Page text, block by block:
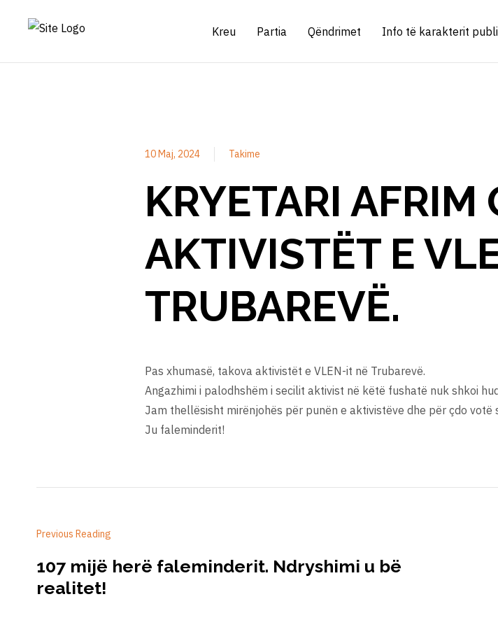
Kreu Partia Qëndrimet Info të karakterit
10 Maj, 2024 Takime
KRYETARI AFRIM
AKTIVISTËT E
TRUBAREVË.
Pas xhumasë, takova aktivistët e VLEN-it në Trubarevë.
Angazhimi i palodhshëm i secilit aktivist në këtë fushatë nuk shkoi
Jam thellësisht mirënjohës për punën e aktivistëve dhe për çdo votë
Ju faleminderit!
Previous Reading
107 mijë herë faleminderit. Ndryshimi u bë
realitet!